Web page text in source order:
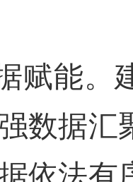
赋能。
数据汇